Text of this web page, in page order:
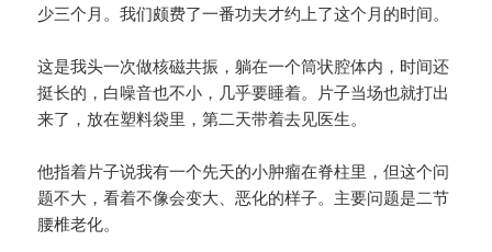
少三个月。我们颇费了一番功夫才约上了这个月的时间。
这是我头一次做核磁共振，躺在一个筒状腔体内，时间还
挺长的，白噪音也不小，几乎要睡着。片子当场也就打出
来了，放在塑料袋里，第二天带着去见医生。
他指着片子说我有一个先天的小肿瘤在脊柱里，但这个问
题不大，看着不像会变大、恶化的样子。主要问题是二节
腰椎老化。